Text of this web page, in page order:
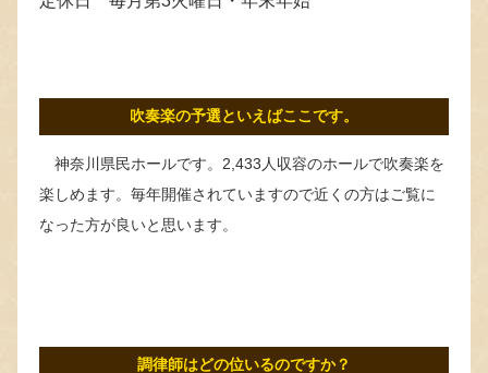
吹奏楽の予選といえばここです。
神奈川県民ホールです。2,433人収容のホールで吹奏楽を
楽しめます。毎年開催されていますので近くの方はご覧に
なった方が良いと思います。
調律師はどの位いるのですか？